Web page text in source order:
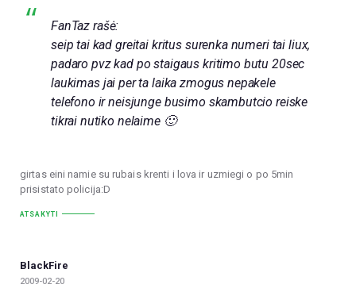
FanTaz rašė:
seip tai kad greitai kritus surenka numeri tai liux,
padaro pvz kad po staigaus kritimo butu 20sec
laukimas jai per ta laika zmogus nepakele
telefono ir neisjunge busimo skambutcio reiske
tikrai nutiko nelaime 🙂
girtas eini namie su rubais krenti i lova ir uzmiegi o po 5min
prisistato policija:D
ATSAKYTI
BlackFire
2009-02-20